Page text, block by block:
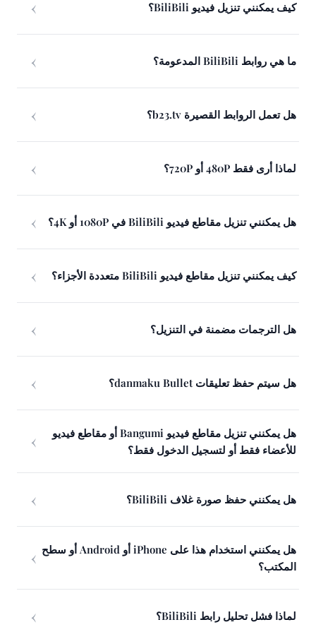
كيف يمكنني تنزيل فيديو BiliBili؟
ما هي روابط BiliBili المدعومة؟
هل تعمل الروابط القصيرة b23.tv؟
لماذا أرى فقط 480P أو 720P؟
هل يمكنني تنزيل مقاطع فيديو BiliBili في 1080P أو 4K؟
كيف يمكنني تنزيل مقاطع فيديو BiliBili متعددة الأجزاء؟
هل الترجمات مضمنة في التنزيل؟
هل سيتم حفظ تعليقات danmaku Bullet؟
هل يمكنني تنزيل مقاطع فيديو Bangumi أو مقاطع فيديو
للأعضاء فقط أو لتسجيل الدخول فقط؟
هل يمكنني حفظ صورة غلاف BiliBili؟
هل يمكنني استخدام هذا على iPhone أو Android أو سطح
المكتب؟
لماذا فشل تحليل رابط BiliBili؟